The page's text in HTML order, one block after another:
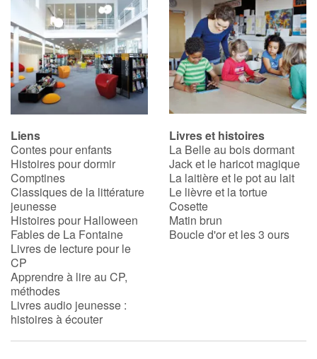
Liens
Contes pour enfants
Histoires pour dormir
Comptines
Classiques de la littérature
jeunesse
Histoires pour Halloween
Fables de La Fontaine
Livres de lecture pour le
CP
Apprendre à lire au CP,
méthodes
Livres audio jeunesse :
histoires à écouter
Livres et histoires
La Belle au bois dormant
Jack et le haricot magique
La laitière et le pot au lait
Le lièvre et la tortue
Cosette
Matin brun
Boucle d'or et les 3 ours